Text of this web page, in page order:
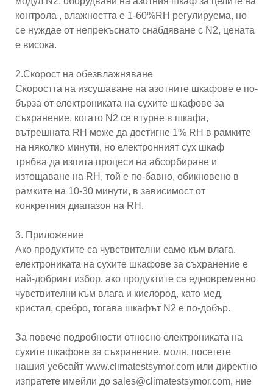
контрола , влажността е 1-60%RH регулируема, но
се нуждае от непрекъснато снабдяване с N2, цената
е висока.
2.Скорост на обезвлажняване
Скоростта на изсушаване на азотните шкафове е по-
бърза от електрониката на сухите шкафове за
съхранение, когато N2 се втурне в шкафа,
вътрешната RH може да достигне 1% RH в рамките
на няколко минути, но електронният сух шкаф
трябва да изпита процеси на абсорбиране и
изтощаване на RH, той е по-бавно, обикновено в
рамките на 10-30 минути, в зависимост от
конкретния диапазон на RH.
3. Приложение
Ако продуктите са чувствителни само към влага,
електрониката на сухите шкафове за съхранение е
най-добрият избор, ако продуктите са едновременно
чувствителни към влага и кислород, като мед,
кристал, сребро, тогава шкафът N2 е по-добър.
За повече подробности относно електрониката на
сухите шкафове за съхранение, моля, посетете
нашия уебсайт www.climatestsymor.com или директно
изпратете имейли до sales@climatestsymor.com, ние